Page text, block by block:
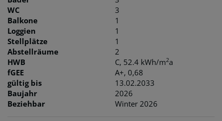
WC
3
Balkone
1
Loggien
1
Stellplätze
1
Abstellräume
2
HWB
C, 52.4 kWh/m2a
fGEE
A+, 0,68
gültig bis
13.02.2033
Baujahr
2026
Beziehbar
Winter 2026